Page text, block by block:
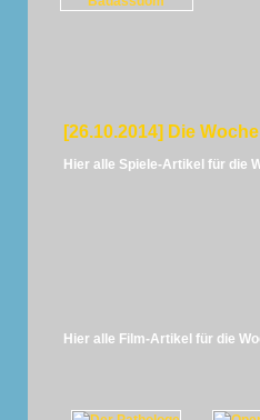
[26.10.2014] Die
Hier alle Spiele-Artikel für die
Hier alle Film-Artikel für die